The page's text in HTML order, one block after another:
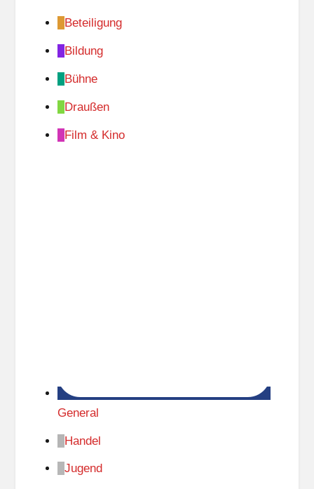
Beteiligung
Bildung
Bühne
Draußen
Film & Kino
General
Handel
Jugend